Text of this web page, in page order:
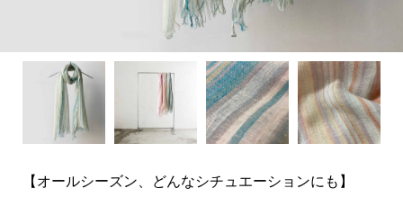
【オールシーズン、どんなシチュエーションにも】